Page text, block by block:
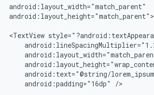
android:layout_height="match_parent">
<TextView
android:padding="16dp"
/>